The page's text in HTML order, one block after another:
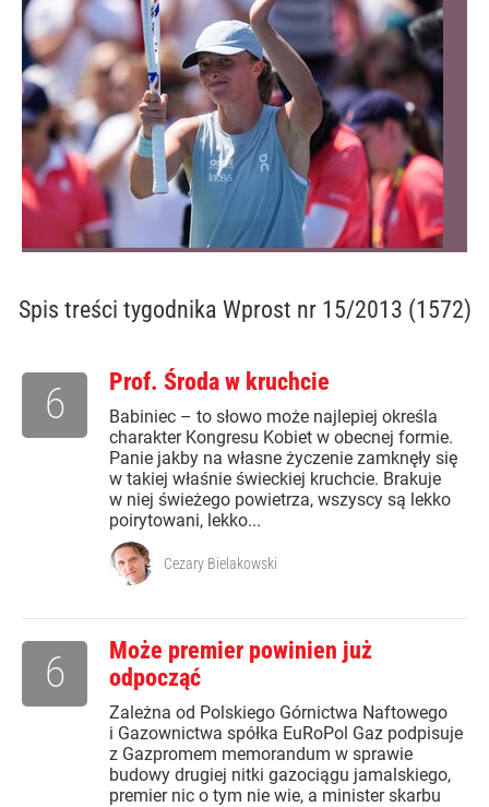
Spis treści tygodnika Wprost nr 15/2013 (1572)
Prof. Środa w kruchcie
Babiniec – to słowo może najlepiej określa
charakter Kongresu Kobiet w obecnej formie.
Panie jakby na własne życzenie zamknęły się
w takiej właśnie świeckiej kruchcie. Brakuje
w niej świeżego powietrza, wszyscy są lekko
poirytowani, lekko...
6
Cezary Bielakowski
Może premier powinien już
odpocząć
Zależna od Polskiego Górnictwa Naftowego
i Gazownictwa spółka EuRoPol Gaz podpisuje
z Gazpromem memorandum w sprawie
budowy drugiej nitki gazociągu jamalskiego,
premier nic o tym nie wie, a minister skarbu
6